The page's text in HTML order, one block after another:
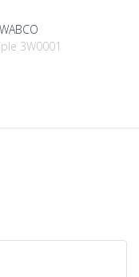
WABCO
3W0001